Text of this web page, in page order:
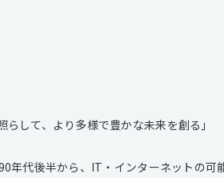
らして、より多様で豊かな未来を創る」
年代後半から、IT・インターネットの